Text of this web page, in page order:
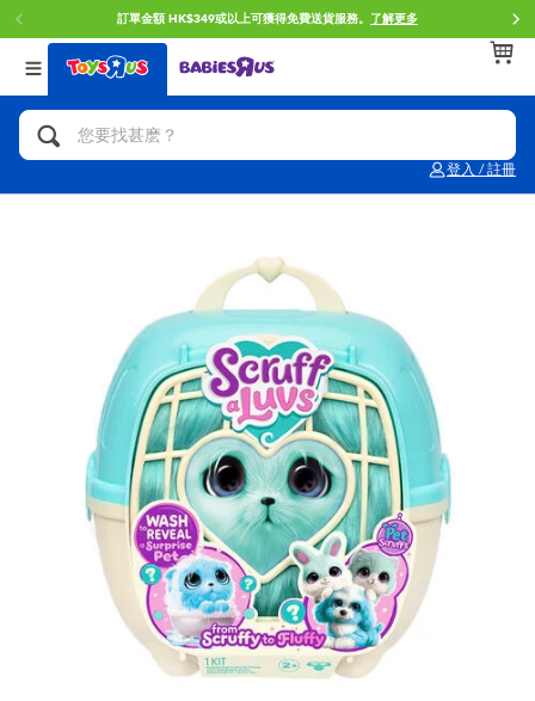
訂單金額 HK$349或以上可獲得免費送貨服務。 了解更多
登入 / 註冊
返回
分類目錄
人氣英雄,角色扮演,射擊玩具
拼砌組合及樂高LEGO
玩具車,貨車,火車及遙控系列
手工藝,文具,蠟筆,泥膠,畫板
娃娃, 芭比,收藏公仔
電子玩具
遊戲及拼圖系列
益智學習玩具
返回
品牌
Brunch Brother 早午餐兄弟
Spider-Man蜘蛛俠
Mini Brands
Play-Doh培樂多
Pokemon寶可夢
playpop
LEGO樂高
LeapFrog跳跳蛙
返回
年齢
0~2歳
8~11歳
12~14歳
14歳以上